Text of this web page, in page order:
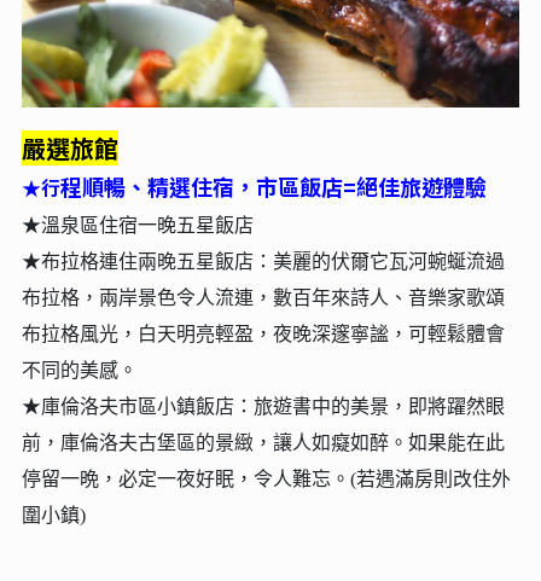
嚴選旅館
★行程順暢、精選住宿，市區飯店=絕佳旅遊體驗
★溫泉區住宿一晚五星飯店
★布拉格連住兩晚五星飯店： 美麗的伏爾它瓦河蜿蜒流過
布拉格，兩岸景色令人流連，數百年來詩人、音樂家歌頌
布拉格風光，白天明亮輕盈，夜晚深邃寧謐，可輕鬆體會
不同的美感。
★庫倫洛夫市區小鎮飯店：旅遊書中的美景，即將躍然眼
前，庫倫洛夫古堡區的景緻，讓人如癡如醉。如果能在此
停留一晩，必定一夜好眠，令人難忘。(若遇滿房則改住外
圍小鎮)